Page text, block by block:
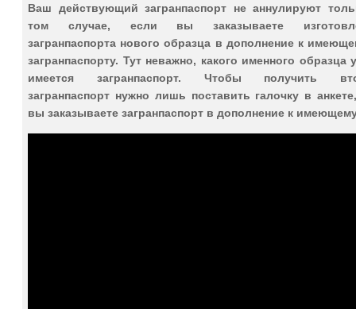
Ваш действующий загранпаспорт не аннулируют
том случае, если вы заказываете
загранпаспорта нового образца в дополнение к
загранпаспорту. Тут неважно, какого именного образца
имеется загранпаспорт. Чтобы получить
загранпаспорт нужно лишь поставить галочку в
вы заказываете загранпаспорт в дополнение к